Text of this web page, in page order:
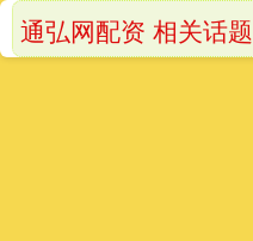
通弘网配资 相关话题